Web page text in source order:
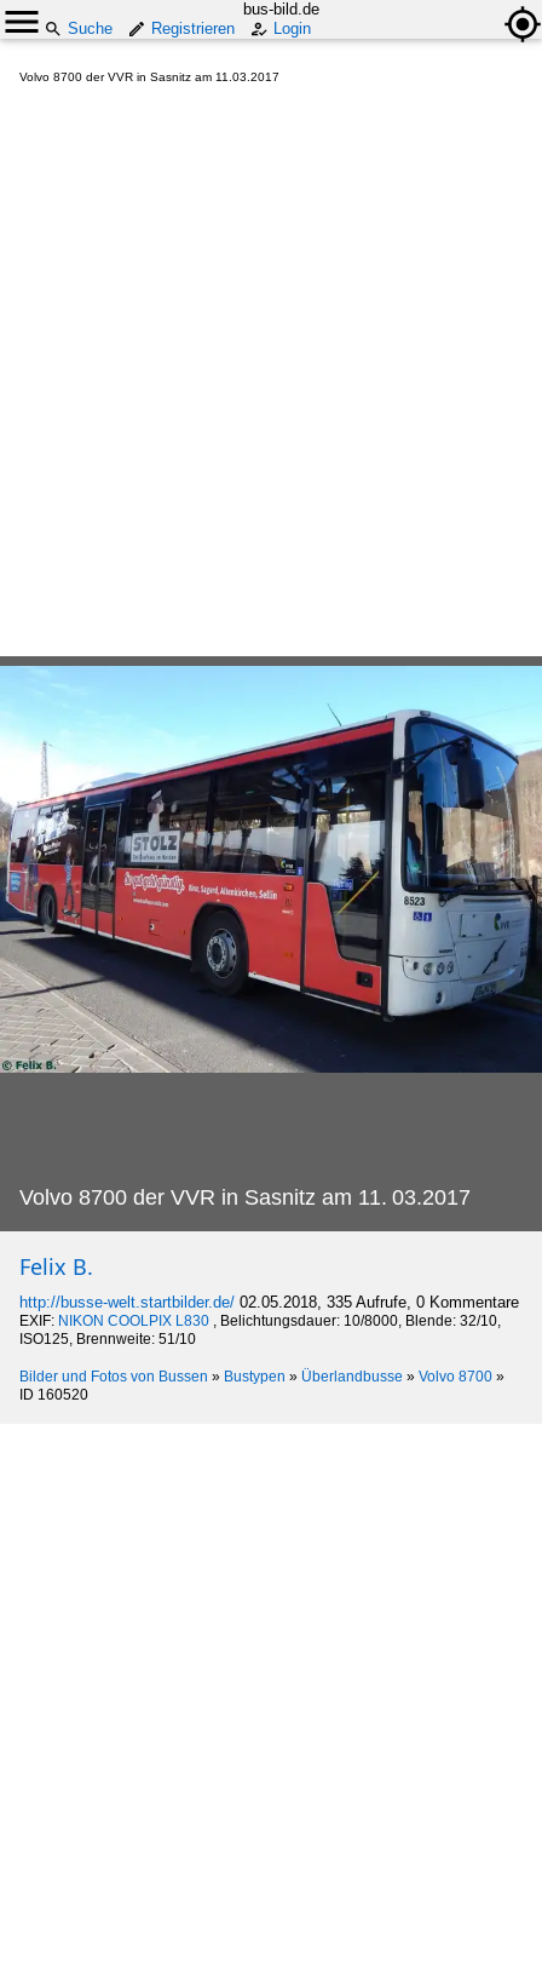
bus-bild.de
Suche
Registrieren Login
Volvo 8700 der VVR in Sasnitz am 11.03.2017
Volvo 8700 der VVR in Sasnitz am 11. 03.2017
Felix B.
http://busse-welt.startbilder.de/ 02.05.2018, 335 Aufrufe, 0 Kommentare
EXIF: NIKON COOLPIX L830 , Belichtungsdauer: 10/8000, Blende: 32/10,
ISO125, Brennweite: 51/10
Bilder und Fotos von Bussen » Bustypen » Überlandbusse » Volvo 8700 »
ID 160520